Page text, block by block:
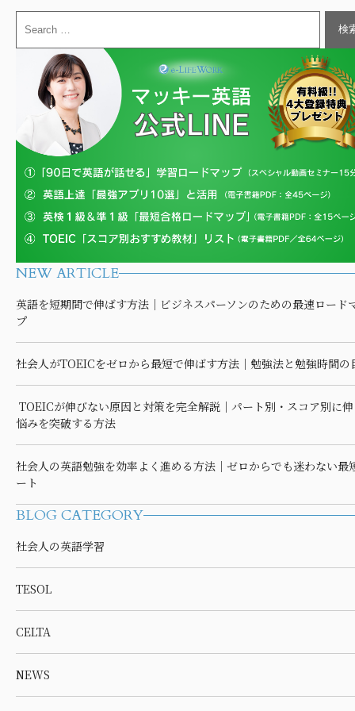
NEW ARTICLE
英語を短期間で伸ばす方法｜ビジネスパーソンのための最速ロード
プ
社会人がTOEICをゼロから最短で伸ばす方法｜勉強法と勉強時間の
TOEICが伸びない原因と対策を完全解説｜パート別・スコア別に
悩みを突破する方法
社会人の英語勉強を効率よく進める方法｜ゼロからでも迷わない最
ート
BLOG CATEGORY
社会人の英語学習
TESOL
CELTA
NEWS